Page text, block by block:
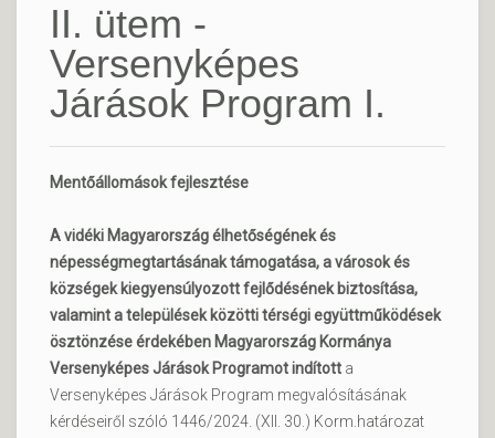
II. ütem -
Versenyképes
Járások Program I.
Mentőállomások fejlesztése
A vidéki Magyarország élhetőségének és
népességmegtartásának támogatása, a városok és
községek kiegyensúlyozott fejlődésének biztosítása,
valamint a települések közötti térségi együttműködések
ösztönzése érdekében Magyarország Kormánya
Versenyképes Járások Programot indított a
Versenyképes Járások Program megvalósításának
kérdéseiről szóló 1446/2024. (XII. 30.) Korm.határozat